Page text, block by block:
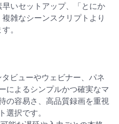
いセットアップ、「とにか
雑なシーンスクリプトより
。
ビューやウェビナー、パネ
によるシンプルかつ確実なマ
の容易さ、高品質録画を重視
選択です。